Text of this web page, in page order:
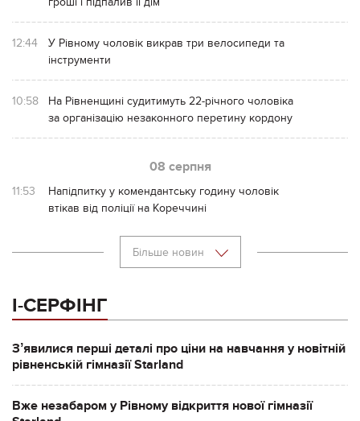
12:44
У Рівному чоловік викрав три велосипеди та
інструменти
10:58
На Рівненщині судитимуть 22-річного чоловіка
за організацію незаконного перетину кордону
08 серпня
11:53
Напідпитку у комендантську годину чоловік
втікав від поліції на Кореччині
Більше новин
І-СЕРФІНГ
Зʼявилися перші деталі про ціни на навчання у новітній
рівненській гімназії Starland
Вже незабаром у Рівному відкриття нової гімназії